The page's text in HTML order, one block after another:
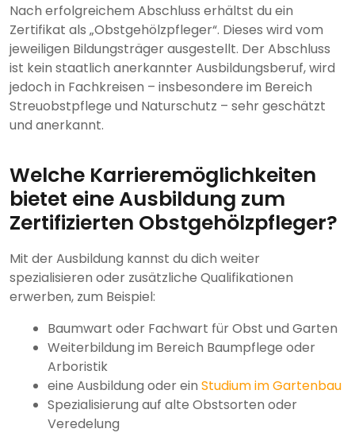
Nach erfolgreichem Abschluss erhältst du ein
Zertifikat als „Obstgehölzpfleger“. Dieses wird vom
jeweiligen Bildungsträger ausgestellt. Der Abschluss
ist kein staatlich anerkannter Ausbildungsberuf, wird
jedoch in Fachkreisen – insbesondere im Bereich
Streuobstpflege und Naturschutz – sehr geschätzt
und anerkannt.
Welche Karrieremöglichkeiten
bietet eine Ausbildung zum
Zertifizierten Obstgehölzpfleger?
Mit der Ausbildung kannst du dich weiter
spezialisieren oder zusätzliche Qualifikationen
erwerben, zum Beispiel:
Baumwart oder Fachwart für Obst und Garten
Weiterbildung im Bereich Baumpflege oder
Arboristik
eine Ausbildung oder ein Studium im Gartenbau
Spezialisierung auf alte Obstsorten oder
Veredelung